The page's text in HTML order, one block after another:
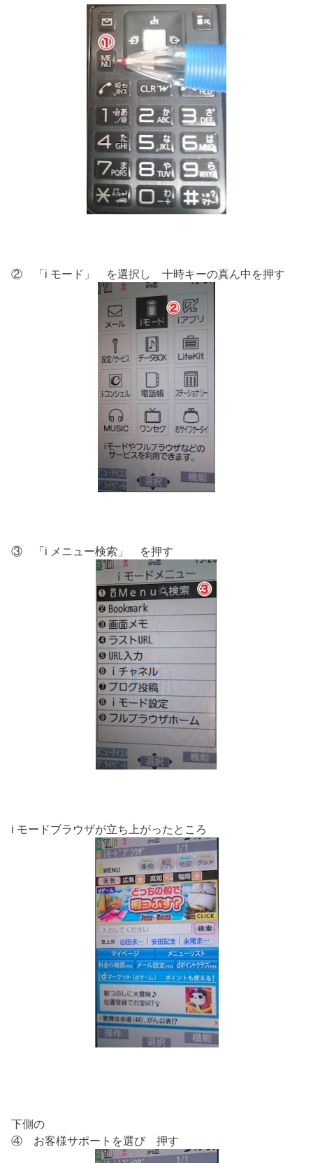
② 「i モード」 を選択し 十時キーの真ん中を押す
③ 「i メニュー検索」 を押す
i モードブラウザが立ち上がったところ
下側の
④ お客様サポートを選び 押す